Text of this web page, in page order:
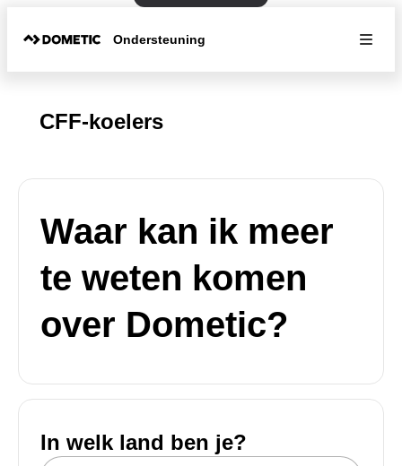
Ondersteuning
CFF-koelers
Waar kan ik meer
te weten komen
over Dometic?
In welk land ben je?